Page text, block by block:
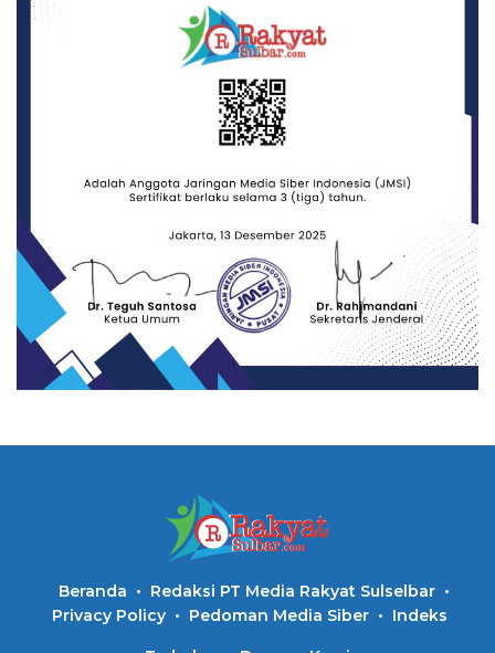
Beranda
Redaksi PT Media Rakyat Sulselbar
Privacy Policy
Pedoman Media Siber Indeks